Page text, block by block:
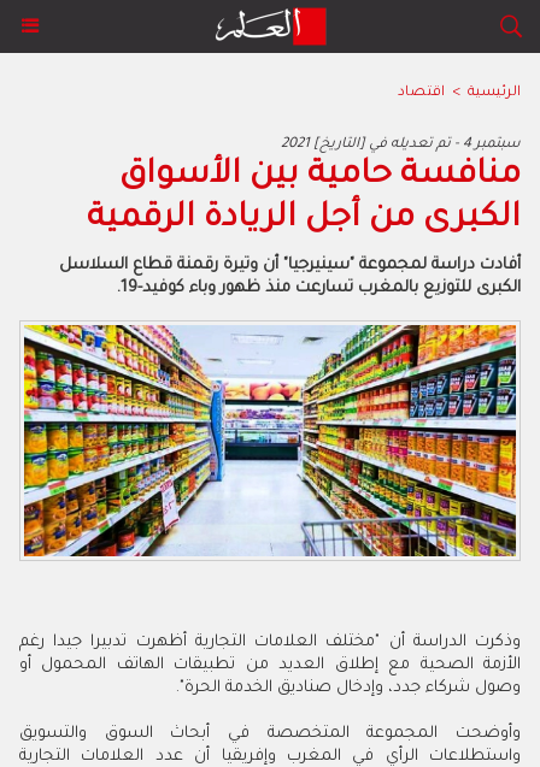
الرئيسية > اقتصاد
2021 سبتمبر 4 - تم تعديله في [التاريخ]
منافسة حامية بين الأسواق
الكبرى من أجل الريادة الرقمية
أفادت دراسة لمجموعة "سينيرجيا" أن وتيرة رقمنة قطاع السلاسل
الكبرى للتوزيع بالمغرب تسارعت منذ ظهور وباء كوفيد-19.
وذكرت الدراسة أن "مختلف العلامات التجارية أظهرت تدبيرا جيدا رغم
الأزمة الصحية مع إطلاق العديد من تطبيقات الهاتف المحمول أو
وصول شركاء جدد، وإدخال صناديق الخدمة الحرة".
وأوضحت المجموعة المتخصصة في أبحاث السوق والتسويق
واستطلاعات الرأي في المغرب وإفريقيا أن عدد العلامات التجارية